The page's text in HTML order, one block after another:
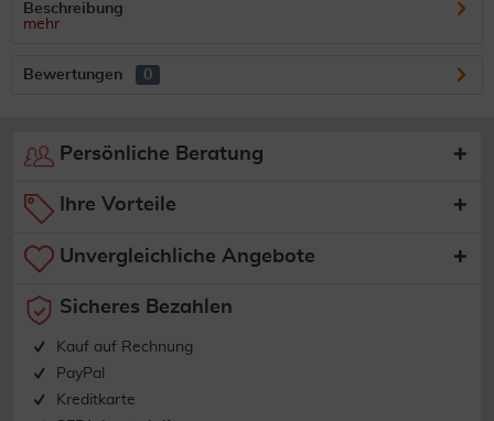
Beschreibung
mehr
Bewertungen 0
Persönliche Beratung
Ihre Vorteile
Unvergleichliche Angebote
Sicheres Bezahlen
Kauf auf Rechnung
PayPal
Kreditkarte